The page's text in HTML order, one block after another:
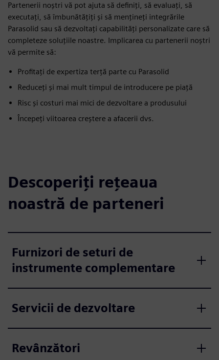
Partenerii noștri vă pot ajuta să definiți, să evaluați, să
executați, să îmbunătățiți și să mențineți integrările
Parasolid sau să dezvoltați capabilități personalizate care să
completeze soluțiile noastre. Implicarea cu partenerii noștri
vă permite să:
Profitați de expertiza terță parte cu Parasolid
Reduceți și mai mult timpul de introducere pe piață
Risc și costuri mai mici de dezvoltare a produsului
Începeți viitoarea creștere a afacerii dvs.
Descoperiți rețeaua
noastră de parteneri
Furnizori de seturi de
instrumente complementare
Servicii de dezvoltare
Revânzători